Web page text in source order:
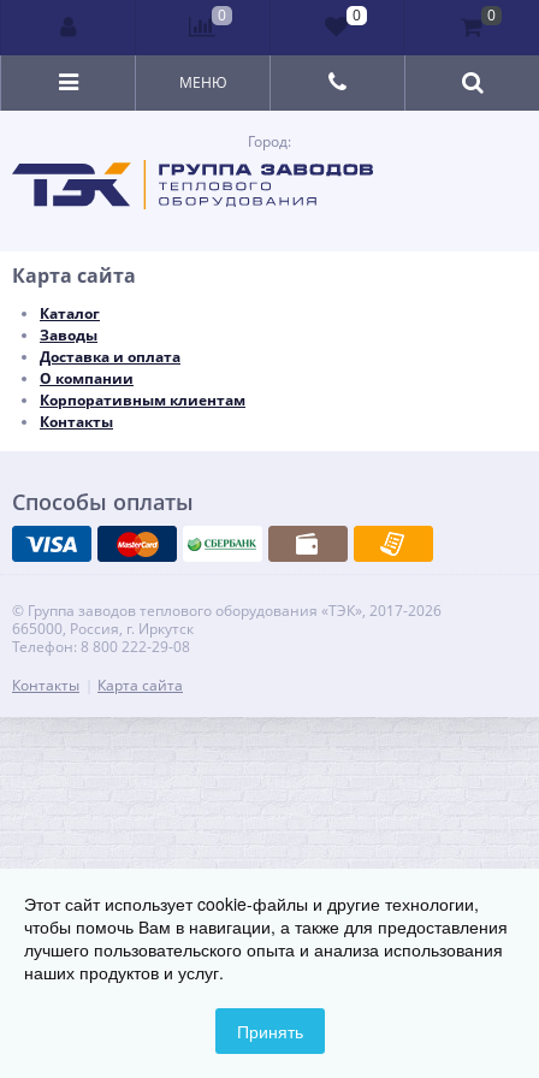
Город:
МЕНЮ
Карта сайта
Каталог
Заводы
Доставка и оплата
О компании
Корпоративным клиентам
Контакты
Способы оплаты
© Группа заводов теплового оборудования «ТЭК», 2017-2026
665000, Россия, г. Иркутск
Телефон: 8 800 222-29-08
Контакты
Карта сайта
0 0 0
Этот сайт использует cookie-файлы и другие технологии,
чтобы помочь Вам в навигации, а также для предоставления
лучшего пользовательского опыта и анализа использования
наших продуктов и услуг.
Принять